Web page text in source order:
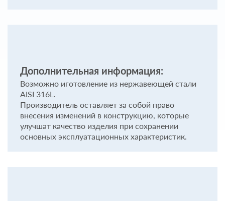
Дополнительная информация:
Возможно иготовление из нержавеющей стали
AISI 316L.
Производитель оставляет за собой право
внесения изменений в конструкцию, которые
улучшат качество изделия при сохранении
основных эксплуатационных характеристик.